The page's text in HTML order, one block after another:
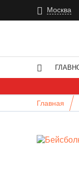
Москва
Главная